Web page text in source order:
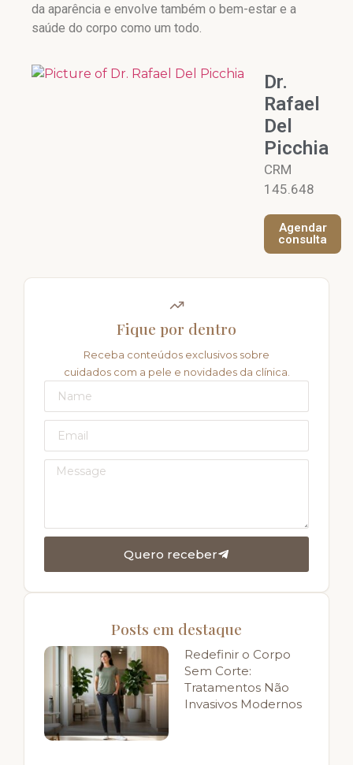
da aparência e envolve também o bem-estar e a
saúde do corpo como um todo.
Dr.
Rafael
Del
Picchia
CRM
145.648
Agendar
consulta
Fique por dentro
Receba conteúdos exclusivos sobre
cuidados com a pele e novidades da clínica.
Quero receber
Posts em destaque
Redefinir o Corpo
Sem Corte:
Tratamentos Não
Invasivos Modernos